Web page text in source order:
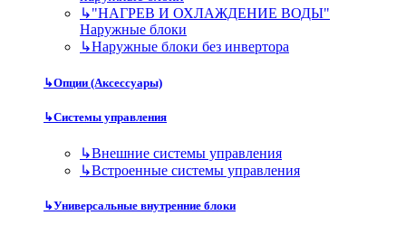
↳"НАГРЕВ И ОХЛАЖДЕНИЕ ВОДЫ"
Наружные блоки
↳Наружные блоки без инвертора
↳Опции (Аксессуары)
↳Системы управления
↳Внешние системы управления
↳Встроенные системы управления
↳Универсальные внутренние блоки